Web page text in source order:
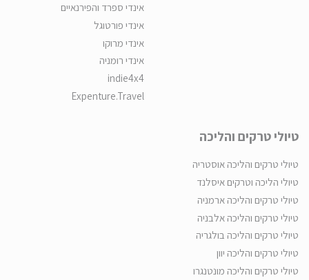
אינדי ספרד והפירנאיים
אינדי פורטוגל
אינדי מרוקו
אינדי רומניה
indie4x4
Expenture.Travel
טיולי טרקים והליכה
טיולי טרקים והליכה אוסטריה
טיולי הליכה וטרקים איסלנד
טיולי טרקים והליכה ארמניה
טיולי טרקים והליכה אלבניה
טיולי טרקים והליכה בולגריה
טיולי טרקים והליכה יוון
טיולי טרקים והליכה מונטנגרו